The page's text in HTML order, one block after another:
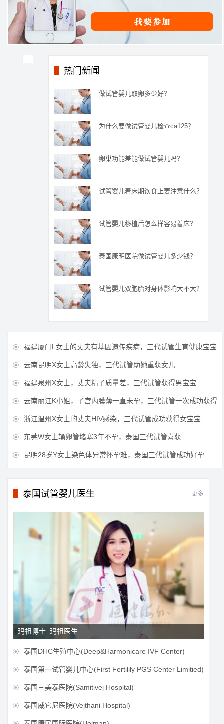
热门新闻
做试管婴儿取卵多少好？
为什么要做试管婴儿检查ca125？
卵巢功能差能做试管婴儿吗？
试管婴儿着床期饮食上要注意什么？
试管婴儿移植后怎么样容易着床？
泰国康明医院做试管婴儿多少钱？
试管婴儿双胞胎对身体影响大不大？
 福建厦门L女士的丈夫有基因遗传疾病，三代试管生育健康宝宝
 云南昆明X女士高龄失独，三代试管助她重获女儿
 福建泉州X女士，丈夫精子质量差，三代试管获得男宝宝
 云南丽江K小姐，子宫内膜薄一直未孕，三代试管一次成功获得
 浙江温州X女士的丈夫HIV感染，三代试管成功获得女宝宝
 东莞W女士输卵管堵塞3年不孕，泰国三代试管喜获
 昆明28岁Y女士染色体异常怀孕难，泰国三代试管成功好孕
泰国试管婴儿医生 更多
玛祖博士_玛祖医生
 泰国DHC生殖中心(Deep&Harmonicare IVF Center)
 泰国第一试管婴儿中心(First Fertilily PGS Center Limitied)
 泰国三美泰医院(Samitivej Hospital)
 泰国威它尼医院(Vejthani Hospital)